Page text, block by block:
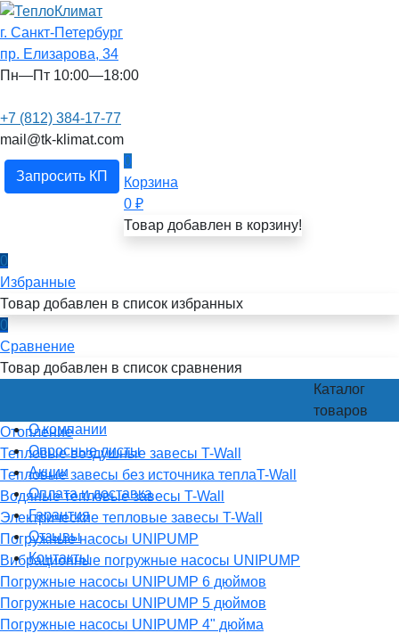
г. Санкт-Петербург
пр. Елизарова, 34
Пн—Пт 10:00—18:00
+7 (812) 384-17-77
mail@tk-klimat.com
Запросить КП
0
Корзина
0 ₽
Товар добавлен в корзину!
0
Избранные
Товар добавлен в список избранных
0
Сравнение
Товар добавлен в список сравнения
О компании
Опросные листы
Акции
Оплата и доставка
Гарантия
Отзывы
Контакты
Каталог
товаров
Отопление
Тепловые воздушные завесы T-Wall
Тепловые завесы без источника теплаT-Wall
Водяные тепловые завесы T-Wall
Электрические тепловые завесы T-Wall
Погружные насосы UNIPUMP
Вибрационные погружные насосы UNIPUMP
Погружные насосы UNIPUMP 6 дюймов
Погружные насосы UNIPUMP 5 дюймов
Погружные насосы UNIPUMP 4" дюйма